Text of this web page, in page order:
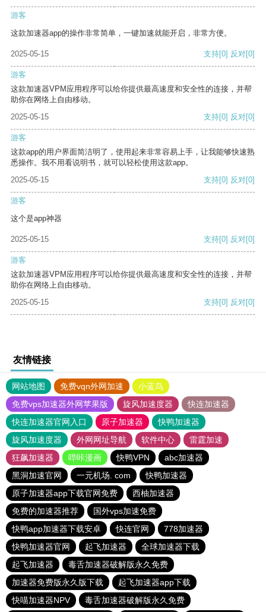
游客
这款加速器app的操作非常简单，一键加速就能开启，非常方便。
2025-05-15 支持[0] 反对[0]
游客
这款加速器VPM应用程序可以给你提供最高速度和安全性的连接，并帮
助你在网络上自由移动。
2025-05-15
支持[0] 反对[0]
游客
这款app的用户界面简洁明了，使用起来非常容易上手，让我能够快速熟
悉操作。我不用看说明书，就可以轻松使用这款app。
2025-05-15
支持[0] 反对[0]
游客
这个是app神器
2025-05-15 支持[0] 反对[0]
游客
这款加速器VPM应用程序可以给你提供最高速度和安全性的连接，并帮
助你在网络上自由移动。
2025-05-15
支持[0] 反对[0]
友情链接
网站地图 免费vqn外网加速
小蓝鸟
免费vps加速器外网苹果版
旋风加速度器
快连加速器
快连加速器官网入口
原子加速器
快鸭加速器
旋风加速度器
外网网址导航 软件中心
雷霆加速
狂飙加速器
哔咔漫画 快鸭VPN
abc加速器
黑洞加速官网
一元机场. com
快鸭加速器
原子加速器app下载官网免费
西柚加速器
免费的加速器推荐
国外vps加速免费
快鸭app加速器下载安卓
快连官网
778加速器
快鸭加速器官网
起飞加速器
全球加速器下载
起飞加速器
毒舌加速器破解版永久免费
加速器免费版永久版下载
起飞加速器app下载
快喵加速器NPV
毒舌加速器破解版永久免费